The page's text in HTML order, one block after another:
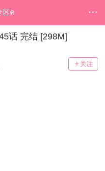
区ฅ
话 完结 [298M]
关注